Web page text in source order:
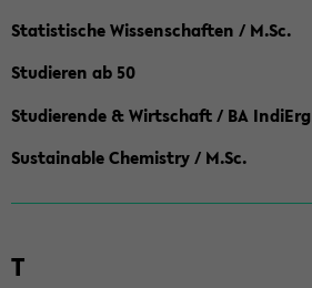
Statistische Wissenschaften / M.Sc.
Studieren ab 50
Studierende & Wirtschaft / BA IndiErg
Sustainable Chemistry / M.Sc.
T